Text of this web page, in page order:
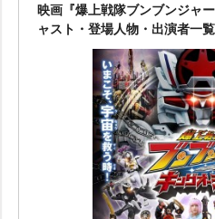
映画『爆上戦隊ブンブンジャ
ャスト・登場人物・出演者一